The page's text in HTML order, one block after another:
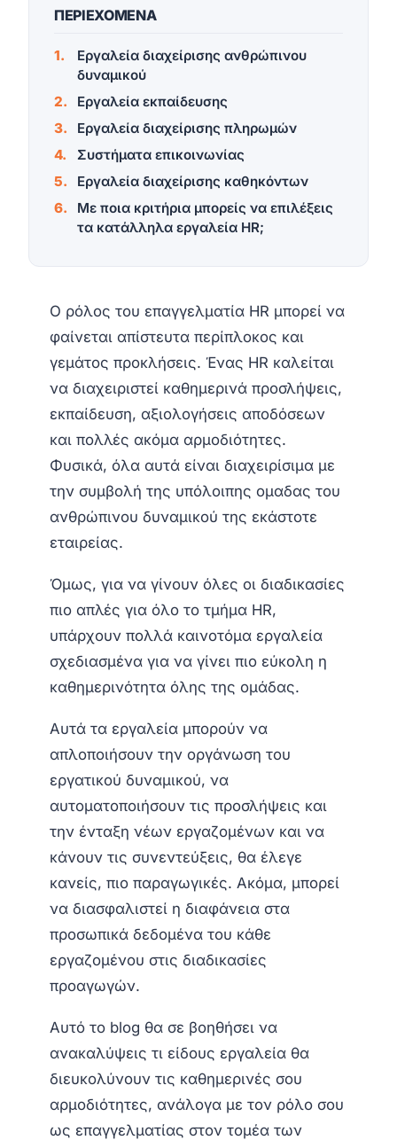
ΠΕΡΙΕΧΟΜΕΝΑ
Εργαλεία διαχείρισης ανθρώπινου
δυναμικού
Εργαλεία εκπαίδευσης
Εργαλεία διαχείρισης πληρωμών
Συστήματα επικοινωνίας
Εργαλεία διαχείρισης καθηκόντων
Με ποια κριτήρια μπορείς να επιλέξεις
τα κατάλληλα εργαλεία ΗR;
Ο ρόλος του επαγγελματία HR μπορεί να
φαίνεται απίστευτα περίπλοκος και
γεμάτος προκλήσεις. Ένας ΗR καλείται
να διαχειριστεί καθημερινά προσλήψεις,
εκπαίδευση, αξιολογήσεις αποδόσεων
και πολλές ακόμα αρμοδιότητες.
Φυσικά, όλα αυτά είναι διαχειρίσιμα με
την συμβολή της υπόλοιπης ομαδας του
ανθρώπινου δυναμικού της εκάστοτε
εταιρείας.
Όμως, για να γίνουν όλες οι διαδικασίες
πιο απλές για όλο το τμήμα ΗR,
υπάρχουν πολλά καινοτόμα εργαλεία
σχεδιασμένα για να γίνει πιο εύκολη η
καθημερινότητα όλης της ομάδας.
Αυτά τα εργαλεία μπορούν να
απλοποιήσουν την οργάνωση του
εργατικού δυναμικού, να
αυτοματοποιήσουν τις προσλήψεις και
την ένταξη νέων εργαζομένων και να
κάνουν τις συνεντεύξεις, θα έλεγε
κανείς, πιο παραγωγικές. Ακόμα, μπορεί
να διασφαλιστεί η διαφάνεια στα
προσωπικά δεδομένα του κάθε
εργαζομένου στις διαδικασίες
προαγωγών.
Αυτό το blog θα σε βοηθήσει να
ανακαλύψεις τι είδους εργαλεία θα
διευκολύνουν τις καθημερινές σου
αρμοδιότητες, ανάλογα με τον ρόλο σου
ως επαγγελματίας στον τομέα των